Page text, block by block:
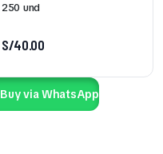
250 und
S/40.00
Buy via WhatsApp